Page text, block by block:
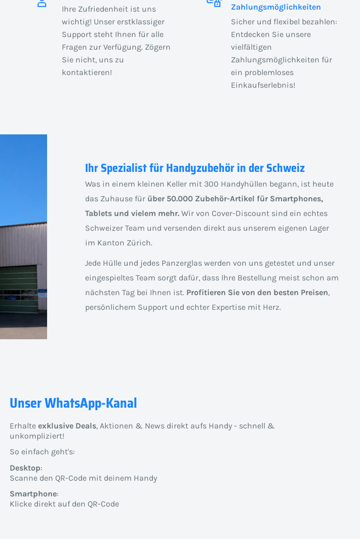
Ihre Zufriedenheit ist uns
wichtig! Unser erstklassiger
Support steht Ihnen für alle
Fragen zur Verfügung. Zögern
Sie nicht, uns zu
kontaktieren!
Zahlungsmöglichkeiten
Sicher und flexibel bezahlen:
Entdecken Sie unsere
vielfältigen
Zahlungsmöglichkeiten für
ein problemloses
Einkaufserlebnis!
Ihr Spezialist für Handyzubehör in der Schweiz
Was in einem kleinen Keller mit 300 Handyhüllen begann, ist heute
das Zuhause für über 50.000 Zubehör-Artikel für Smartphones,
Tablets und vielem mehr.Wir von Cover-Discount sind ein echtes
Schweizer Team und versenden direkt aus unserem eigenen Lager
im Kanton Zürich.
Jede Hülle und jedes Panzerglas werden von uns getestet und unser
eingespieltes Team sorgt dafür, dass Ihre Bestellung meist schon am
nächsten Tag bei Ihnen ist. Profitieren Sie von den besten Preisen,
persönlichem Support und echter Expertise mit Herz.
Unser WhatsApp-Kanal
Erhalteexklusive Deals, Aktionen & News direkt aufs Handy - schnell &
unkompliziert!
So einfach geht's:
Desktop:
Scanne den QR-Code mit deinem Handy
Smartphone:
Klicke direkt auf den QR-Code